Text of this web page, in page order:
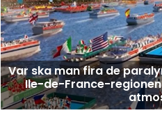
Var ska man fira de
Ile-de-France-